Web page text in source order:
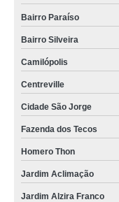
Bairro Paraíso
Bairro Silveira
Camilópolis
Centreville
Cidade São Jorge
Fazenda dos Tecos
Homero Thon
Jardim Aclimação
Jardim Alzira Franco